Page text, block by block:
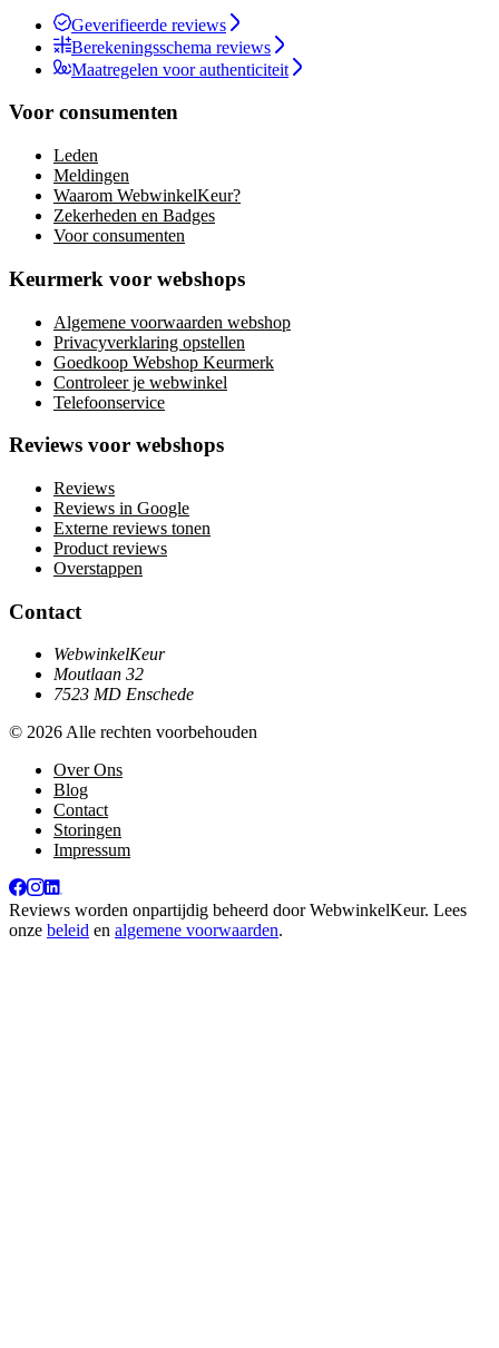
Geverifieerde reviews
Berekeningsschema reviews
Maatregelen voor authenticiteit
Voor consumenten
Leden
Meldingen
Waarom WebwinkelKeur?
Zekerheden en Badges
Voor consumenten
Keurmerk voor webshops
Algemene voorwaarden webshop
Privacyverklaring opstellen
Goedkoop Webshop Keurmerk
Controleer je webwinkel
Telefoonservice
Reviews voor webshops
Reviews
Reviews in Google
Externe reviews tonen
Product reviews
Overstappen
Contact
WebwinkelKeur
Moutlaan 32
7523 MD Enschede
© 2026 Alle rechten voorbehouden
Over Ons
Blog
Contact
Storingen
Impressum
Reviews worden onpartijdig beheerd doorWebwinkelKeur. Lees
onze beleid en algemene voorwaarden.